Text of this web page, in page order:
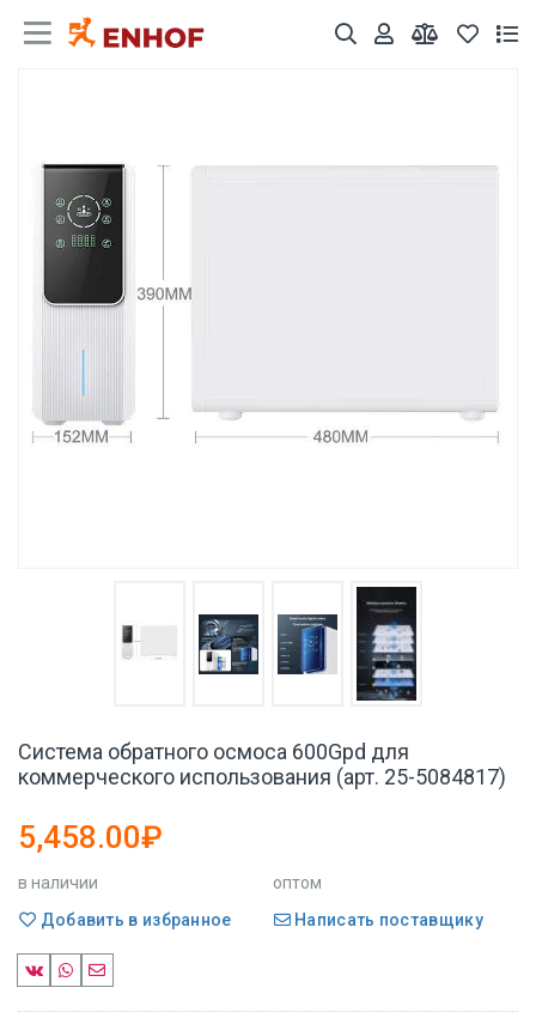
Система обратного осмоса 600Gpd для
коммерческого использования (арт. 25-5084817)
5,458.00₽
в наличии
оптом
Добавить в избранное
Написать поставщику